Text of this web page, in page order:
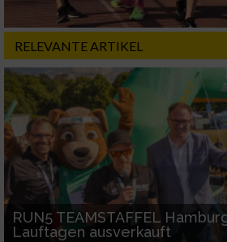
RELEVANTE ARTIKEL
RUN5 TEAMSTAFFEL
Lauftagen ausverkauft